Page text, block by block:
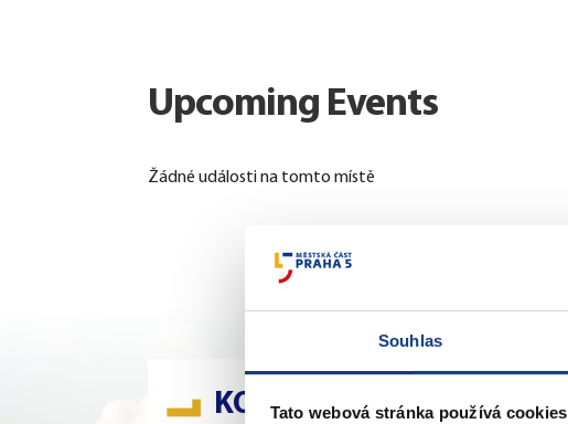
Souhlas
Tato webová stránka používá cookies
Upcoming Events
Žádné události na tomto místě
KONTAKTY